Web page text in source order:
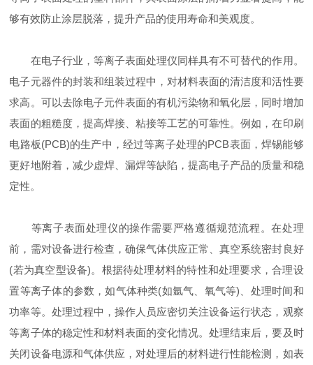
够有效防止涂层脱落，提升产品的使用寿命和美观度。
在电子行业，等离子表面处理仪同样具有不可替代的作用。
电子元器件的封装和组装过程中，对材料表面的清洁度和活性要
求高。可以去除电子元件表面的有机污染物和氧化层，同时增加
表面的粗糙度，提高焊接、粘接等工艺的可靠性。例如，在印刷
电路板(PCB)的生产中，经过等离子处理的PCB表面，焊锡能够
更好地附着，减少虚焊、漏焊等缺陷，提高电子产品的质量和稳
定性。
等离子表面处理仪的操作需要严格遵循规范流程。在处理
前，需对设备进行检查，确保气体供应正常、真空系统密封良好
(若为真空型设备)。根据待处理材料的特性和处理要求，合理设
置等离子体的参数，如气体种类(如氩气、氧气等)、处理时间和
功率等。处理过程中，操作人员应密切关注设备运行状态，观察
等离子体的稳定性和材料表面的变化情况。处理结束后，要及时
关闭设备电源和气体供应，对处理后的材料进行性能检测，如表